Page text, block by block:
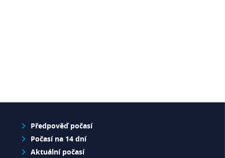
Předpověď počasí
Počasí na 14 dní
Aktuální počasí